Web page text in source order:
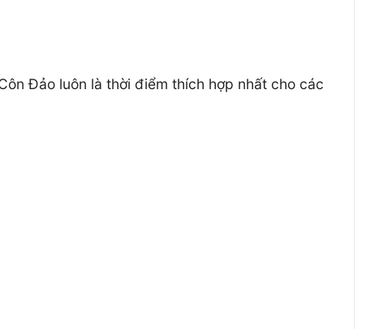
Đảo luôn là thời điểm thích hợp nhất cho các